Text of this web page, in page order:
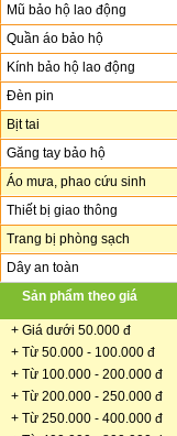
Mũ bảo hộ lao động
Quần áo bảo hộ
Kính bảo hộ lao động
Đèn pin
Bịt tai
Găng tay bảo hộ
Áo mưa, phao cứu sinh
Thiết bị giao thông
Trang bị phòng sạch
Dây an toàn
Sản phẩm theo giá
+ Giá dưới 50.000 đ
+ Từ 50.000 - 100.000 đ
+ Từ 100.000 - 200.000 đ
+ Từ 200.000 - 250.000 đ
+ Từ 250.000 - 400.000 đ